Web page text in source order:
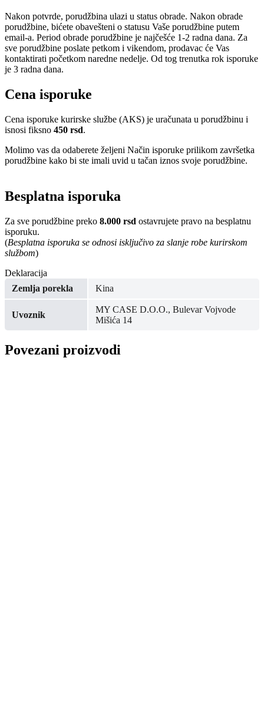
Nakon potvrde, porudžbina ulazi u status obrade. Nakon obrade
porudžbine, bićete obavešteni o statusu Vaše porudžbine putem
email-a. Period obrade porudžbine je najčešće 1-2 radna dana. Za
sve porudžbine poslate petkom i vikendom, prodavac će Vas
kontaktirati početkom naredne nedelje. Od tog trenutka rok isporuke
je 3 radna dana.
Cena isporuke
Cena isporuke kurirske službe (AKS) je uračunata u porudžbinu i
isnosi fiksno 450 rsd.
Molimo vas da odaberete željeni Način isporuke prilikom završetka
porudžbine kako bi ste imali uvid u tačan iznos svoje porudžbine.
Besplatna isporuka
Za sve porudžbine preko 8.000 rsd ostavrujete pravo na besplatnu
isporuku.
(Besplatna isporuka se odnosi isključivo za slanje robe kurirskom
službom)
Deklaracija
Zemlja porekla
Kina
Uvoznik
MY CASE D.O.O., Bulevar Vojvode
Mišića 14
Povezani proizvodi